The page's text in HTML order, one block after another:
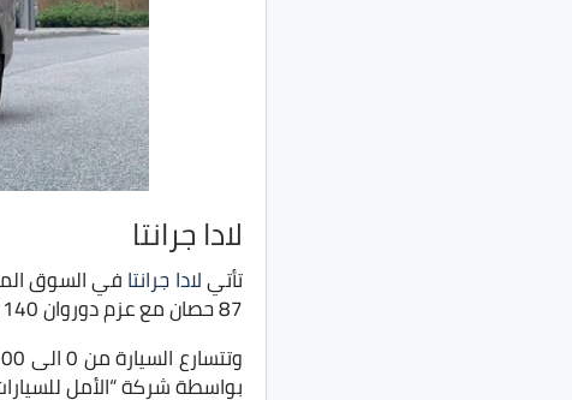
لادا جرانتا
تأتيلادا جرانتا
87 حصان مع عزم دوروان 140 نيوتن.متر مع متوسط استهلاك الوقود 7 لتر لكل 100 كم.
بواسطة شركة “الأمل